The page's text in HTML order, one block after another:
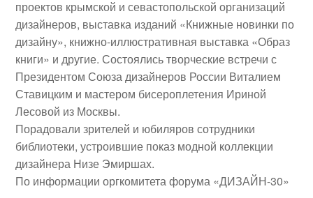
проектов крымской и севастопольской организаций
дизайнеров, выставка изданий «Книжные новинки по
дизайну», книжно-иллюстративная выставка «Образ
книги» и другие. Состоялись творческие встречи с
Президентом Союза дизайнеров России Виталием
Ставицким и мастером бисероплетения Ириной
Лесовой из Москвы.
Порадовали зрителей и юбиляров сотрудники
библиотеки, устроившие показ модной коллекции
дизайнера Низе Эмиршах.
По информации оргкомитета форума «ДИЗАЙН-30»